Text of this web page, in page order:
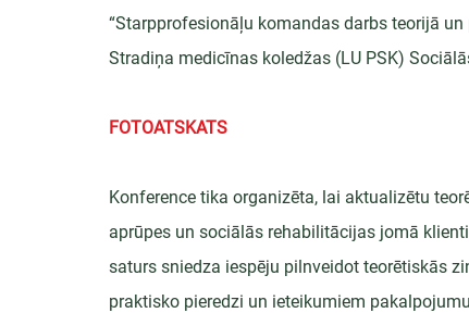
“Starpprofesionāļu komandas darbs teorijā un
Stradiņa medicīnas koledžas (LU PSK)
FOTOATSKATS
Konference tika organizēta, lai aktualizētu
aprūpes un sociālās rehabilitācijas jomā
saturs sniedza iespēju pilnveidot teorētiskās
praktisko pieredzi un ieteikumiem